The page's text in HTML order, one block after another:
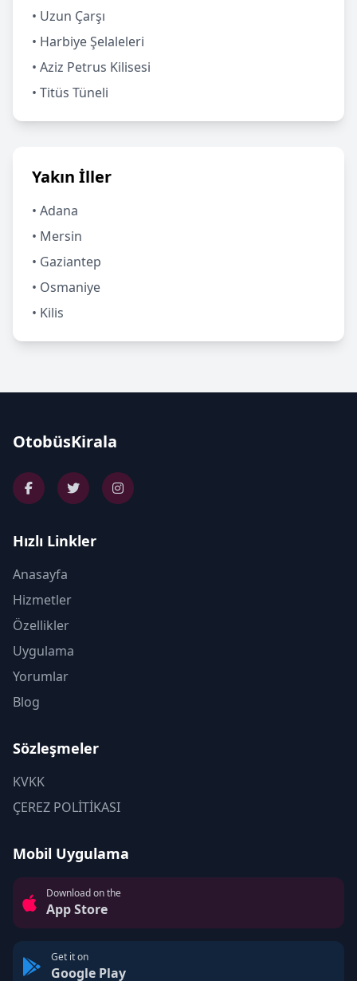
• Uzun Çarşı
• Harbiye Şelaleleri
• Aziz Petrus Kilisesi
• Titüs Tüneli
Yakın İller
• Adana
• Mersin
• Gaziantep
• Osmaniye
• Kilis
OtobüsKirala
Hızlı Linkler
Anasayfa
Hizmetler
Özellikler
Uygulama
Yorumlar
Blog
Sözleşmeler
KVKK
ÇEREZ POLİTİKASI
Mobil Uygulama
Download on the
App Store
Get it on
Google Play